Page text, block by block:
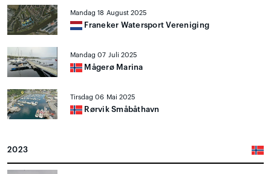
Mandag 18 August 2025
Franeker Watersport Vereniging
Mandag 07 Juli 2025
Mågerø Marina
Tirsdag 06 Mai 2025
Rørvik Småbåthavn
2023